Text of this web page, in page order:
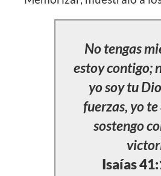
No tengas
estoy contigo;
yo soy tu
fuerzas, yo
sostengo
Isaías